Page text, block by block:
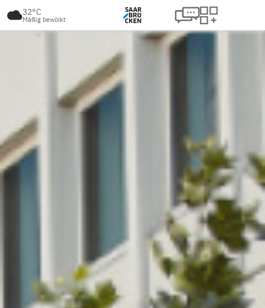
32°C
Mäßig bewölkt